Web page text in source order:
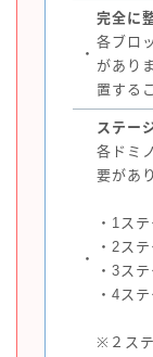
・
完全に
各ブロ
があり
置する
・
ステー
各ドミ
要があ
・1ス
・2ス
・3ス
・4ス
※２ス